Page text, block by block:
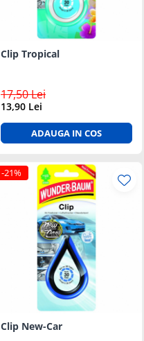
Clip Tropical
17,50 Lei
13,90 Lei
ADAUGA IN COS
-21%
Clip New-Car